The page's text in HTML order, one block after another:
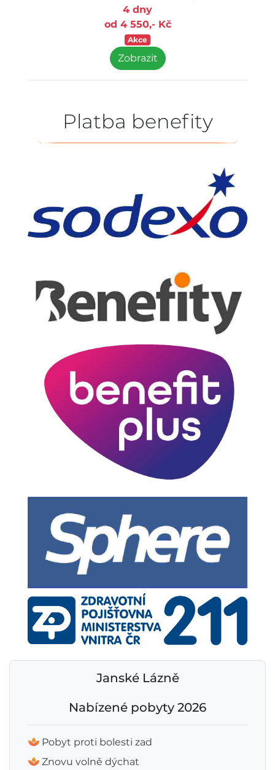
Janské Lázně
Nabízené pobyty 2026
Pobyt proti bolesti zad
Znovu volně dýchat
4 dny
od 4 550,- Kč
Akce
Zobrazit
Platba benefity